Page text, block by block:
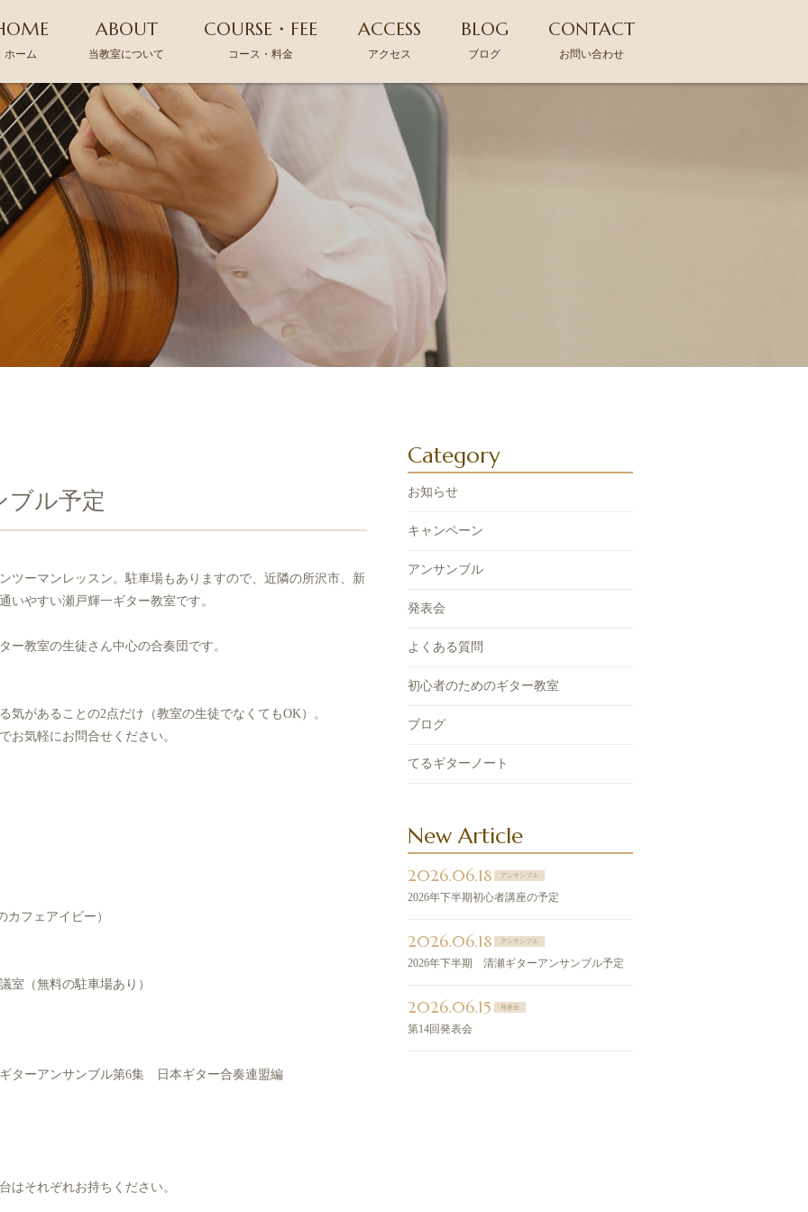
ホーム
ABOUT
当教室について
COURSE・FEE
コース・料金
ACCESS
アクセス
BLOG
ブログ
CONTACT
お問い合わせ
ブル予定
ツーマンレッスン。駐車場もありますので、近隣の所沢市、新
いやすい瀬戸輝一ギター教室です。
ー教室の生徒さん中心の合奏団です。
気があることの2点だけ（教室の生徒でなくてもOK）。
お気軽にお問合せください。
フェアイビー）
（無料の駐車場あり）
ターアンサンブル第6集 日本ギター合奏連盟編
それぞれお持ちください。
Category
お知らせ
キャンペーン
アンサンブル
発表会
よくある質問
初心者のためのギター教室
ブログ
てるギターノート
New Article
2026.06.18 アンサンブル
2026年下半期初心者講座の予定
2026.06.18 アンサンブル
2026年下半期 清瀬ギターアンサンブル予定
2026.06.15 発表会
第14回発表会